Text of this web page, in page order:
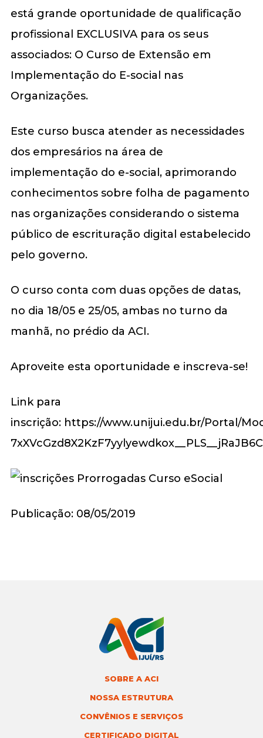
está grande oportunidade de qualificação
profissional EXCLUSIVA para os seus
associados: O Curso de Extensão em
Implementação do E-social nas
Organizações.
Este curso busca atender as necessidades
dos empresários na área de
implementação do e-social, aprimorando
conhecimentos sobre folha de pagamento
nas organizações considerando o sistema
público de escrituração digital estabelecido
pelo governo.
O curso conta com duas opções de datas,
no dia 18/05 e 25/05, ambas no turno da
manhã, no prédio da ACI.
Aproveite esta oportunidade e inscreva-se!
Link para
inscrição: https://www.unijui.edu.br/Portal/
Publicação: 08/05/2019
SOBRE A ACI
NOSSA ESTRUTURA
CONVÊNIOS E SERVIÇOS
CERTIFICADO DIGITAL